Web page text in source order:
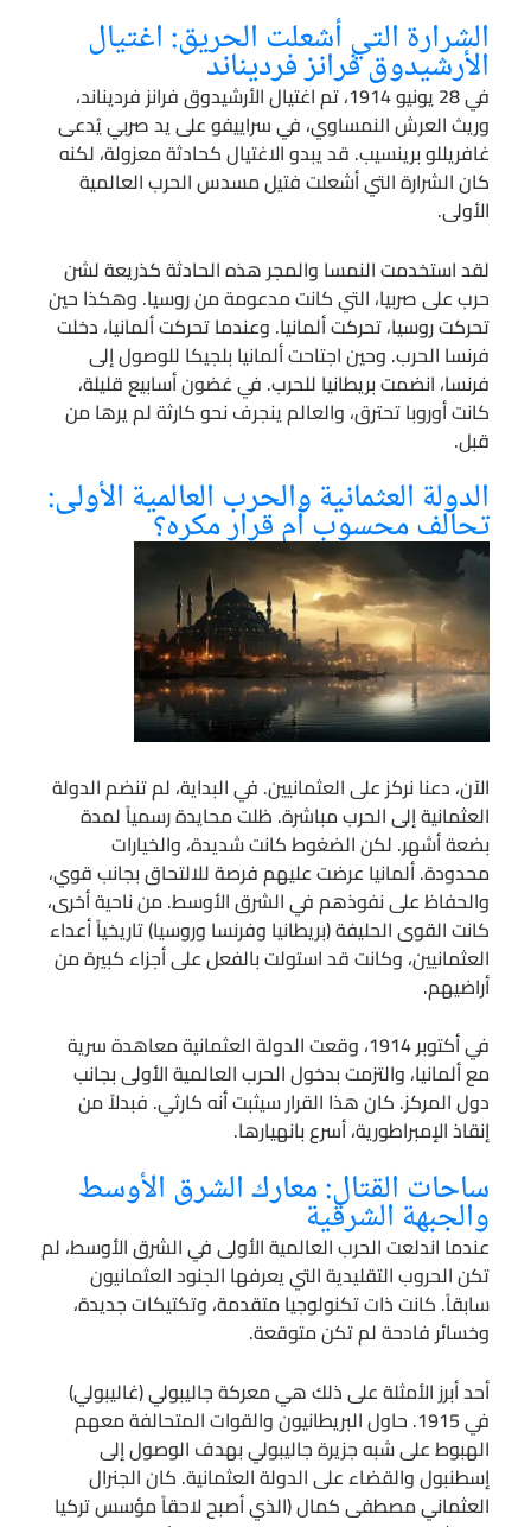
الشرارة التي أشعلت الحريق: اغتيال
الأرشيدوق فرانز فرديناند
في 28 يونيو 1914، تم اغتيال الأرشيدوق فرانز فرديناند،
وريث العرش النمساوي، في سراييفو على يد صربي يُدعى
غافريللو برينسيب. قد يبدو الاغتيال كحادثة معزولة، لكنه
كان الشرارة التي أشعلت فتيل مسدس الحرب العالمية
الأولى.
لقد استخدمت النمسا والمجر هذه الحادثة كذريعة لشن
حرب على صربيا، التي كانت مدعومة من روسيا. وهكذا حين
تحركت روسيا، تحركت ألمانيا. وعندما تحركت ألمانيا، دخلت
فرنسا الحرب. وحين اجتاحت ألمانيا بلجيكا للوصول إلى
فرنسا، انضمت بريطانيا للحرب. في غضون أسابيع قليلة،
كانت أوروبا تحترق، والعالم ينجرف نحو كارثة لم يرها من
قبل.
الدولة العثمانية والحرب العالمية الأولى:
تحالف محسوب أم قرار مكره؟
الآن، دعنا نركز على العثمانيين. في البداية، لم تنضم الدولة
العثمانية إلى الحرب مباشرة. ظلت محايدة رسمياً لمدة
بضعة أشهر. لكن الضغوط كانت شديدة، والخيارات
محدودة. ألمانيا عرضت عليهم فرصة للالتحاق بجانب قوي،
والحفاظ على نفوذهم في الشرق الأوسط. من ناحية أخرى،
كانت القوى الحليفة (بريطانيا وفرنسا وروسيا) تاريخياً أعداء
العثمانيين، وكانت قد استولت بالفعل على أجزاء كبيرة من
أراضيهم.
في أكتوبر 1914، وقعت الدولة العثمانية معاهدة سرية
مع ألمانيا، والتزمت بدخول الحرب العالمية الأولى بجانب
دول المركز. كان هذا القرار سيثبت أنه كارثي. فبدلاً من
إنقاذ الإمبراطورية، أسرع بانهيارها.
ساحات القتال: معارك الشرق الأوسط
والجبهة الشرقية
عندما اندلعت الحرب العالمية الأولى في الشرق الأوسط، لم
تكن الحروب التقليدية التي يعرفها الجنود العثمانيون
سابقاً. كانت ذات تكنولوجيا متقدمة، وتكتيكات جديدة،
وخسائر فادحة لم تكن متوقعة.
أحد أبرز الأمثلة على ذلك هي معركة جاليبولي (غاليبولي)
في 1915. حاول البريطانيون والقوات المتحالفة معهم
الهبوط على شبه جزيرة جاليبولي بهدف الوصول إلى
إسطنبول والقضاء على الدولة العثمانية. كان الجنرال
العثماني مصطفى كمال (الذي أصبح لاحقاً مؤسس تركيا